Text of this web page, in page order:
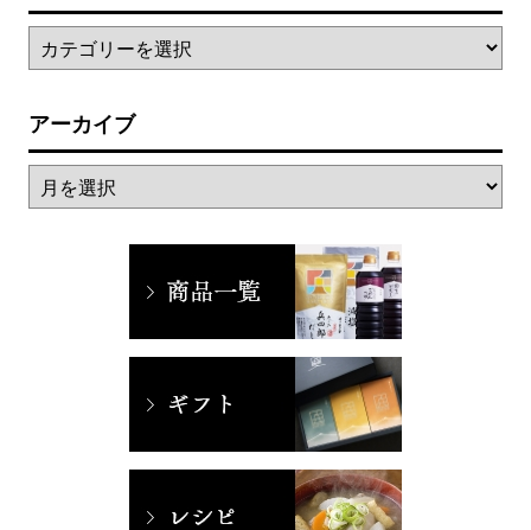
アーカイブ